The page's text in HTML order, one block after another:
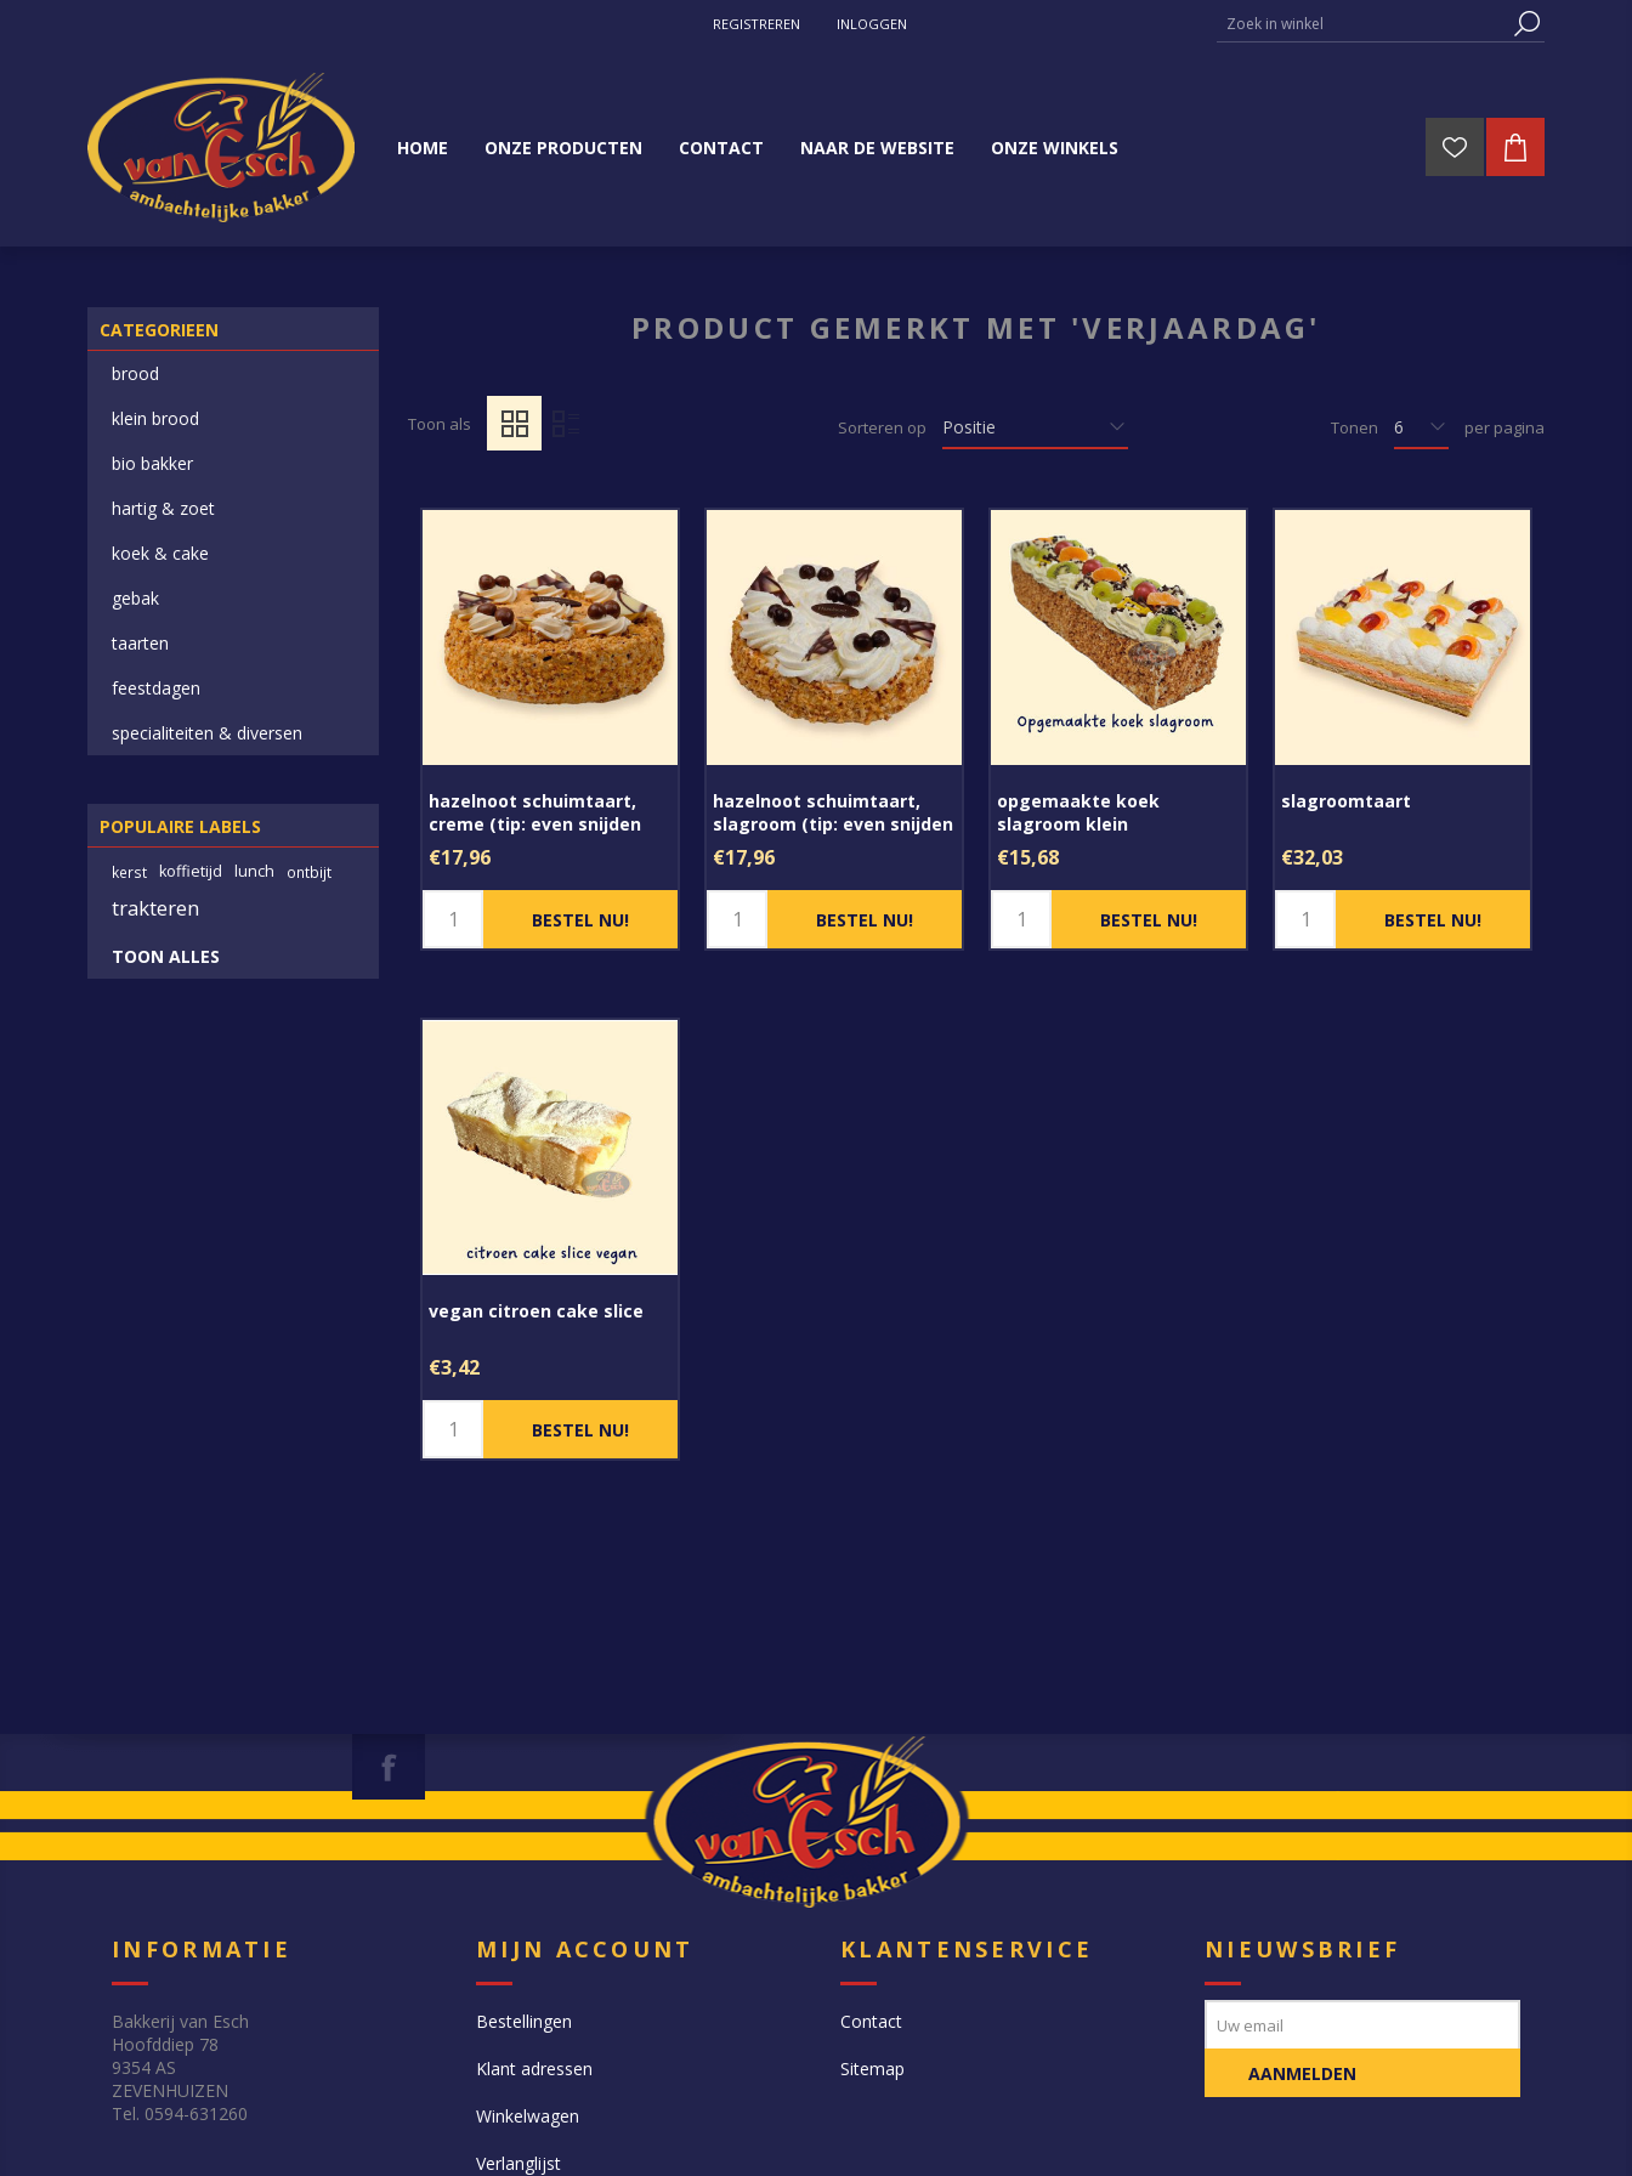
REGISTREREN INLOGGEN
HOME ONZE PRODUCTEN CONTACT NAAR DE WEBSITE ONZE WINKELS
PRODUCT GEMERKT MET 'VERJAARDAG'
Toon als Sorteren op Tonen per pagina
hazelnoot schuimtaart,
creme (tip: even snijden
met een warm mes)
€17,96
hazelnoot schuimtaart,
slagroom (tip: even snijden
met een warm mes)
€17,96
opgemaakte koek
slagroom klein
€15,68
slagroomtaart
€32,03
vegan citroen cake slice
€3,42
CATEGORIEEN
brood
klein brood
bio bakker
hartig & zoet
koek & cake
gebak
taarten
feestdagen
specialiteiten & diversen
POPULAIRE LABELS
kerst koffietijd lunch ontbijt
trakteren
TOON ALLES
INFORMATIE
Bakkerij van Esch
Hoofddiep 78
9354 AS
ZEVENHUIZEN
Tel. 0594-631260
MIJN ACCOUNT
Bestellingen
Klant adressen
Winkelwagen
Verlanglijst
KLANTENSERVICE
Contact
Sitemap
NIEUWSBRIEF